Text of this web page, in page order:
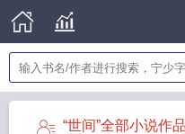
“世间”全部小说作品